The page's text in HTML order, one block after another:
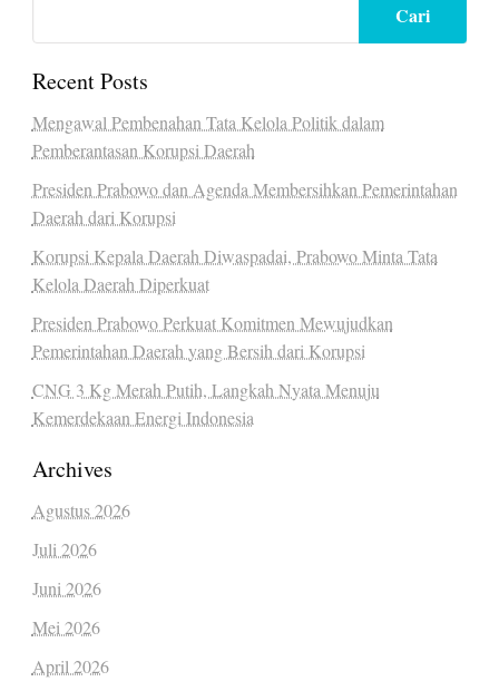
Cari
Recent Posts
Mengawal Pembenahan Tata Kelola Politik dalam
Pemberantasan Korupsi Daerah
Presiden Prabowo dan Agenda Membersihkan Pemerintahan
Daerah dari Korupsi
Korupsi Kepala Daerah Diwaspadai, Prabowo Minta Tata
Kelola Daerah Diperkuat
Presiden Prabowo Perkuat Komitmen Mewujudkan
Pemerintahan Daerah yang Bersih dari Korupsi
CNG 3 Kg Merah Putih, Langkah Nyata Menuju
Kemerdekaan Energi Indonesia
Archives
Agustus 2026
Juli 2026
Juni 2026
Mei 2026
April 2026